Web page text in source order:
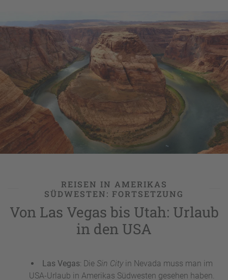
Mojave-Wüste und den bizarrenYoshua-Tree-Nationalpark
Beim USA-Urlaub in Kalifornien lassen sich
unvergleichliche Städte wie dasLa La Land
Los Angeles
mitsamt
Hollywoodund dem nahegelegenenDisneyland
sowie das lockerflockigeSan Francisco
mit der Golden
Gate Bridge entdecken, ebenso wie tolle Strände nicht nur
fürs Surfen in den USA, beispielsweise in Malibu
Kalifornien ist damit ein ideales Ziel für alle, die als
Roadtrip bei einer Rundreise die USA mit dem Camper oder
einem anderen Vehikel befahren wollen, von der Grenze zu
Mexiko
über den Postkarten-Küstenstreifen des Big Surbis
REISEN IN AMERIKAS
SÜDWESTEN: FORTSETZUNG
Von Las Vegas bis Utah: Urlaub
in den USA
Las Vegas: Die Sin Cityin Nevada muss man im
USA-Urlaub in Amerikas Südwesten gesehen haben.